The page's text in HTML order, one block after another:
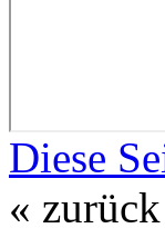
Diese
« zurück